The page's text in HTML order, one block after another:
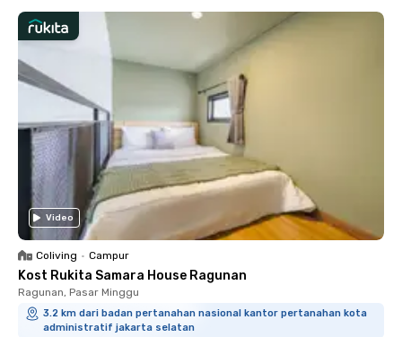
Video
Coliving • Campur
Kost Rukita Samara House Ragunan
Ragunan, Pasar Minggu
3.2 km dari badan pertanahan nasional kantor pertanahan kota
administratif jakarta selatan